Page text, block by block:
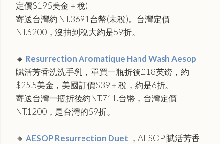
定價$195美金＋稅)
寄送台灣約 NT.3691台幣(未稅)。台灣定價
NT.6200，沒抽到稅大約是59折。
🔸 Resurrection Aromatique Hand Wash Aesop
賦活芳香洗洗手乳，單買一瓶折後£18英鎊，約
$25.5美金，美國訂價$39＋稅，約是6折。
寄送台灣一瓶折後約NT.711.台幣，台灣定價
NT.1200，是台灣的59折。
🔸 AESOP Resurrection Duet ，AESOP 賦活芳香